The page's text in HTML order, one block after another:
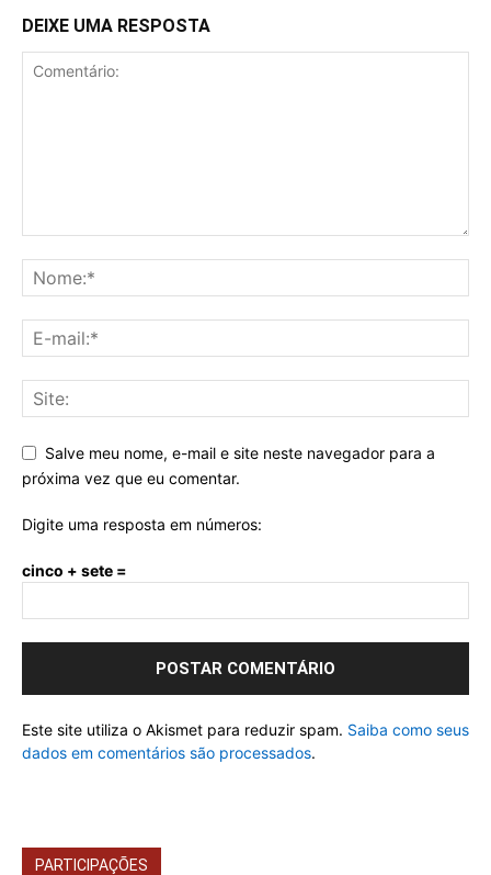
DEIXE UMA RESPOSTA
Salve meu nome, e-mail e site neste navegador para a
próxima vez que eu comentar.
Digite uma resposta em números:
cinco + sete =
Este site utiliza o Akismet para reduzir spam. Saiba como seus
dados em comentários são processados.
PARTICIPAÇÕES